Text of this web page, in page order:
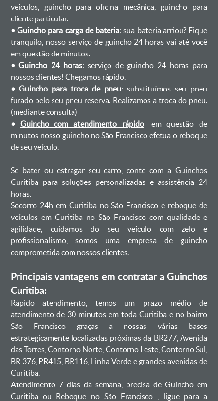
veículos, guincho para oficina mecânica, guincho para
cliente particular.
•Guincho para carga de bateria: sua bateria arriou? Fique
tranquilo, nosso serviço de guincho 24 horas vai até você
em questão de minutos.
•Guincho 24 horas: serviço de guincho 24 horas para
nossos clientes! Chegamos rápido.
• Guincho para troca de pneu: substituímos seu pneu
furado pelo seu pneu reserva. Realizamos a troca do pneu.
(mediante consulta)
• Guincho com atendimento rápido: em questão de
minutos nosso guincho no São Francisco efetua o reboque
de seu veículo.
Se bater ou estragar seu carro, conte com a Guinchos
Curitiba para soluções personalizadas e assistência 24
horas.
Socorro 24h em Curitiba no São Francisco e reboque de
veículos em Curitiba no São Francisco com qualidade e
agilidade, cuidamos do seu veículo com zelo e
profissionalismo, somos uma empresa de guincho
comprometida com nossos clientes.
Principais vantagens em contratar a Guinchos
Curitiba:
Rápido atendimento, temos um prazo médio de
atendimento de 30 minutos em toda Curitiba e no bairro
São Francisco graças a nossas várias bases
estrategicamente localizadas próximas da BR277, Avenida
das Torres, Contorno Norte, Contorno Leste, Contorno Sul,
BR 376, PR415, BR116, Linha Verde e grandes avenidas de
Curitiba.
Atendimento 7 dias da semana, precisa de Guincho em
Curitiba ou Reboque no São Francisco , ligue para a